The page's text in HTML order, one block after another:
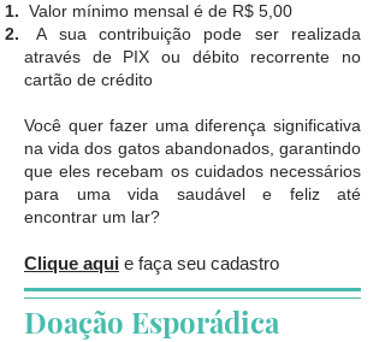
Valor mínimo mensal é de R$ 5,00
A sua contribuição pode ser realizada
através de PIX ou débito recorrente no
cartão de crédito
Você quer fazer uma diferença significativa
na vida dos gatos abandonados, garantindo
que eles recebam os cuidados necessários
para uma vida saudável e feliz até
encontrar um lar?
Clique aqui e faça seu cadastro
Doação Esporádica